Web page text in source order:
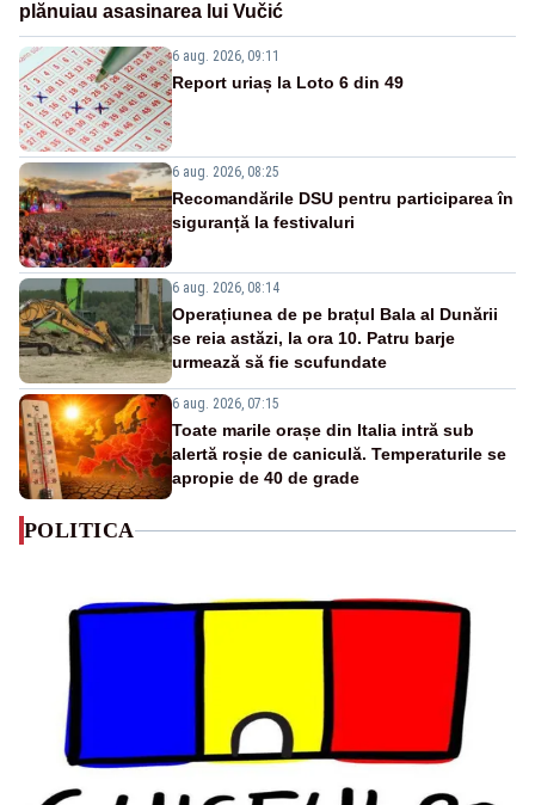
plănuiau asasinarea lui Vučić
6 aug. 2026, 09:11
Report uriaș la Loto 6 din 49
6 aug. 2026, 08:25
Recomandările DSU pentru participarea în
siguranță la festivaluri
6 aug. 2026, 08:14
Operațiunea de pe brațul Bala al Dunării
se reia astăzi, la ora 10. Patru barje
urmează să fie scufundate
6 aug. 2026, 07:15
Toate marile orașe din Italia intră sub
alertă roșie de caniculă. Temperaturile se
apropie de 40 de grade
POLITICA